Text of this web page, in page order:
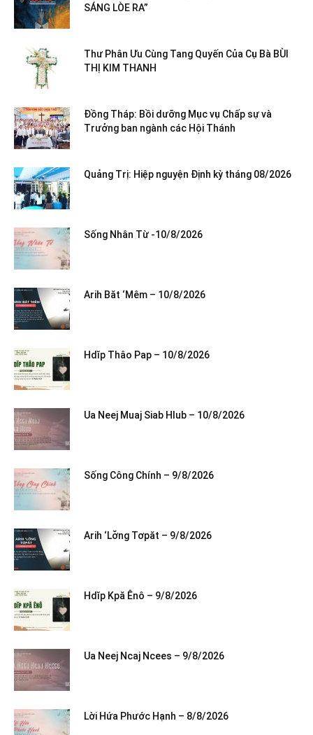
SÁNG LÒE RA”
Thư Phân Ưu Cùng Tang Quyến Của Cụ Bà BÙI
THỊ KIM THANH
Đồng Tháp: Bồi dưỡng Mục vụ Chấp sự và
Trưởng ban ngành các Hội Thánh
Quảng Trị: Hiệp nguyện Định kỳ tháng 08/2026
Sống Nhân Từ -10/8/2026
Arih Băt ‘Mêm – 10/8/2026
Hdĭp Thâo Pap – 10/8/2026
Ua Neej Muaj Siab Hlub – 10/8/2026
Sống Công Chính – 9/8/2026
Arih ‘Lơ̆ng Tơpăt – 9/8/2026
Hdĭp Kpă Ênô – 9/8/2026
Ua Neej Ncaj Ncees – 9/8/2026
Lời Hứa Phước Hạnh – 8/8/2026